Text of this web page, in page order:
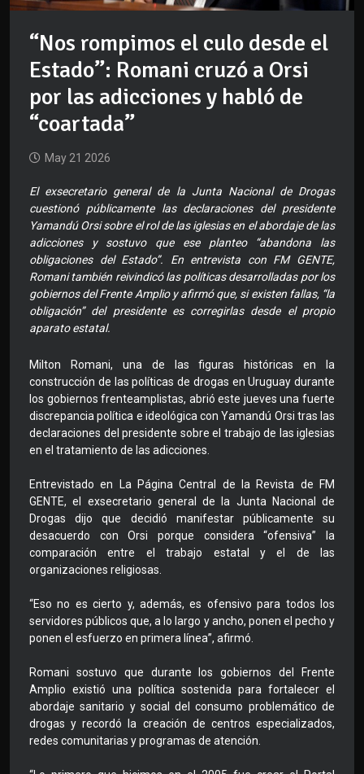
“Nos rompimos el culo desde el
Estado”: Romani cruzó a Orsi
por las adicciones y habló de
“coartada”
May 21 2026
El exsecretario general de la Junta Nacional de Drogas
cuestionó públicamente las declaraciones del presidente
Yamandú Orsi sobre el rol de las iglesias en el abordaje de las
adicciones y sostuvo que ese planteo “abandona las
obligaciones del Estado”. En entrevista con FM GENTE,
Romani también reivindicó las políticas desarrolladas por los
gobiernos del Frente Amplio y afirmó que, si existen fallas, “la
obligación” del presidente es corregirlas desde el propio
aparato estatal.
Milton Romani, una de las figuras históricas en la
construcción de las políticas de drogas en Uruguay durante
los gobiernos frenteamplistas, abrió este jueves una fuerte
discrepancia política e ideológica con Yamandú Orsi tras las
declaraciones del presidente sobre el trabajo de las iglesias
en el tratamiento de las adicciones.
Entrevistado en La Página Central de la Revista de FM
GENTE, el exsecretario general de la Junta Nacional de
Drogas dijo que decidió manifestar públicamente su
desacuerdo con Orsi porque considera “ofensiva” la
comparación entre el trabajo estatal y el de las
organizaciones religiosas.
“Eso no es cierto y, además, es ofensivo para todos los
servidores públicos que, a lo largo y ancho, ponen el pecho y
ponen el esfuerzo en primera línea”, afirmó.
Romani sostuvo que durante los gobiernos del Frente
Amplio existió una política sostenida para fortalecer el
abordaje sanitario y social del consumo problemático de
drogas y recordó la creación de centros especializados,
redes comunitarias y programas de atención.